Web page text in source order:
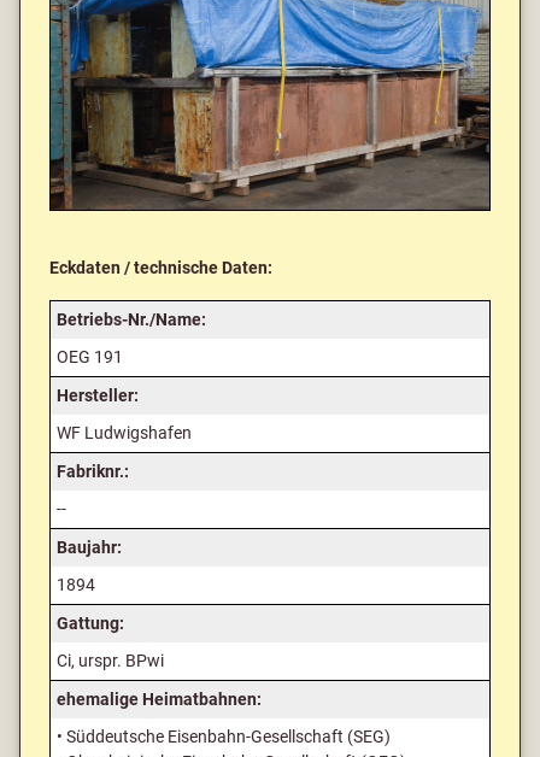
Eckdaten / technische Daten:
Betriebs-Nr./Name:
OEG 191
Hersteller:
WF Ludwigshafen
Fabriknr.:
--
Baujahr:
1894
Gattung:
Ci, urspr. BPwi
ehemalige Heimatbahnen:
• Süddeutsche Eisenbahn-Gesellschaft (SEG)